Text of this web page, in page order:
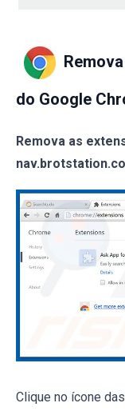
do Google
Remova as
Clique no ícone